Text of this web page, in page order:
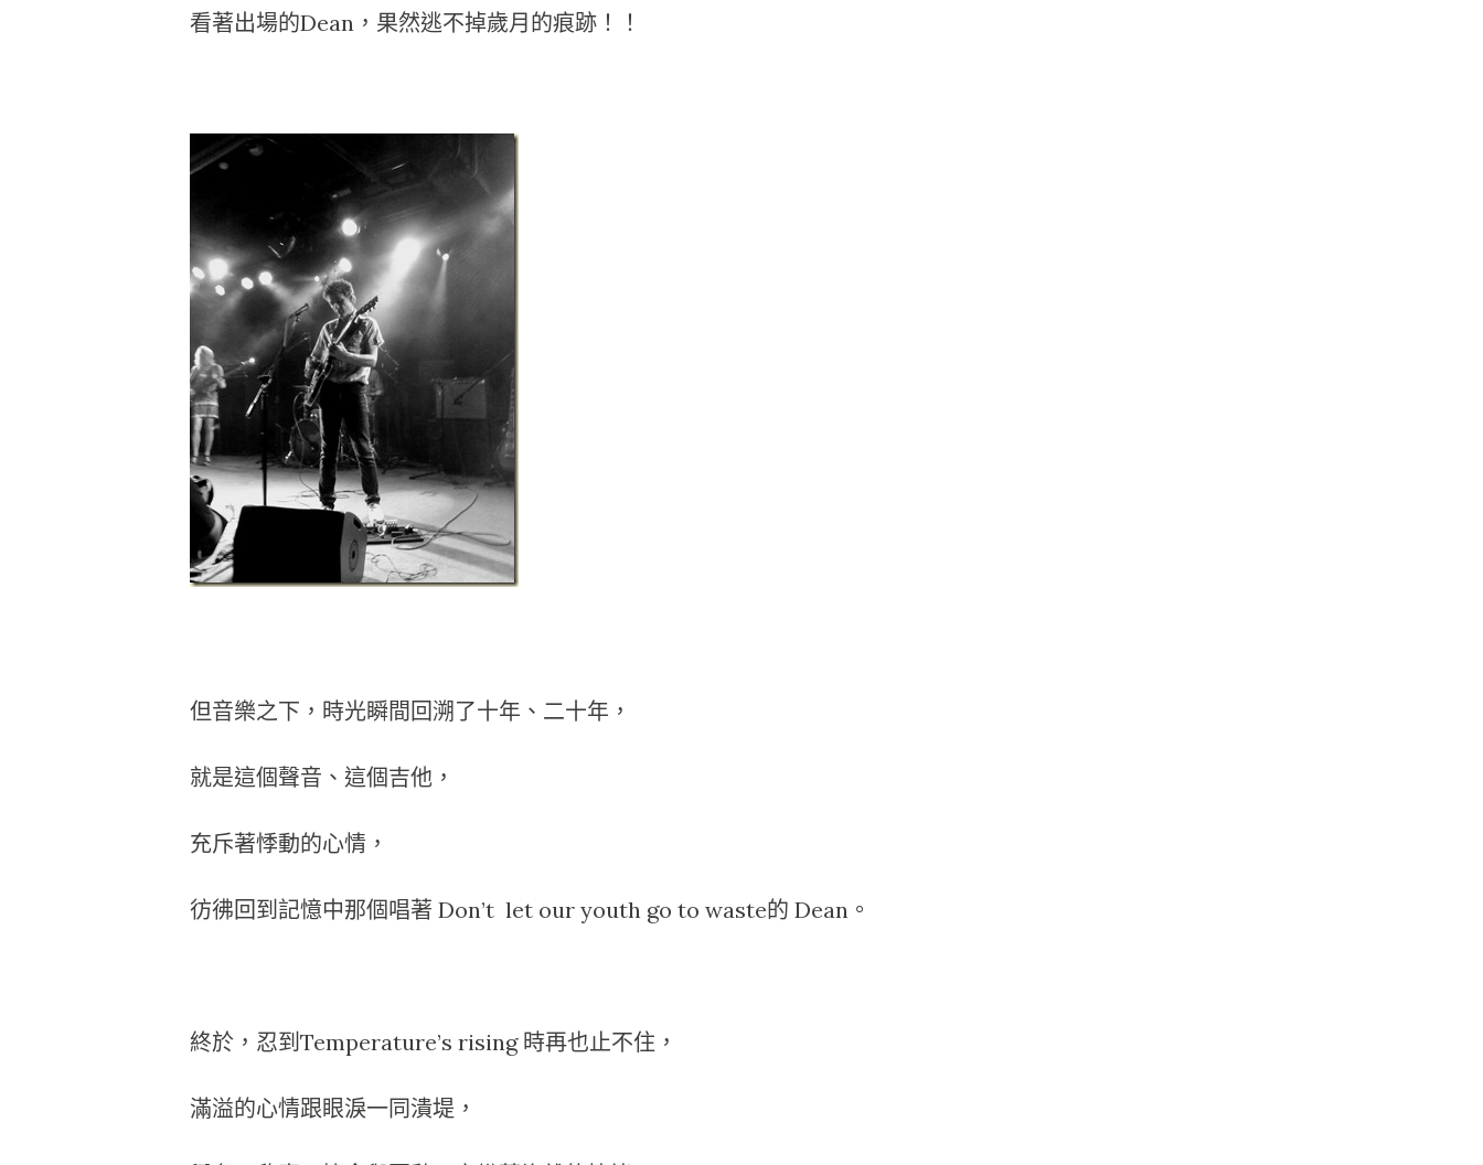
看著出場的Dean，果然逃不掉歲月的痕跡！！
但音樂之下，時光瞬間回溯了十年、二十年，
就是這個聲音、這個吉他，
充斥著悸動的心情，
彷彿回到記憶中那個唱著 Don’t let our youth go to waste的 Dean。
終於，忍到Temperature’s rising 時再也止不住，
滿溢的心情跟眼淚一同潰堤，